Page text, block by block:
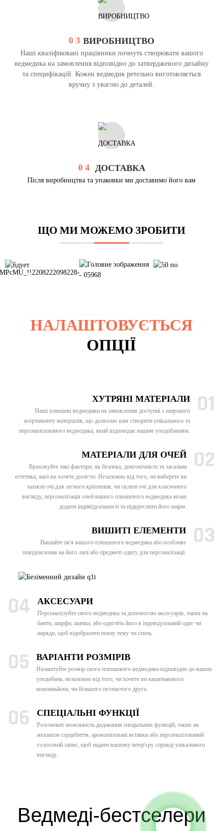
0 3 ВИРОБНИЦТВО
Наші кваліфіковані працівники почнуть створювати вашого
ведмедика на замовлення відповідно до затвердженого дизайну
та специфікацій. Кожен ведмедик ретельно виготовляється
вручну з увагою до деталей.
0 4 ДОСТАВКА
Після виробництва та упаковки ми доставимо його вам
ЩО МИ МОЖЕМО ЗРОБИТИ
НАЛАШТОВУЄТЬСЯ
ОПЦІЇ
01
ХУТРЯНІ МАТЕРІАЛИ
Наші плюшеві ведмедики на замовлення доступні з широкого
асортименту матеріалів, що дозволяє вам створити унікального та
персоналізованого ведмедика, який відповідає вашим уподобанням.
02
МАТЕРІАЛИ ДЛЯ ОЧЕЙ
Враховуйте такі фактори, як безпека, довговічність та загальна
естетика, якої ви хочете досягти. Незалежно від того, чи виберете ви
захисні очі для легкого кріплення, чи скляні очі для класичного
вигляду, персоналізація очей вашого плюшевого ведмедика може
додати індивідуальності та підкреслити його шарм.
03
ВИШИТІ ЕЛЕМЕНТИ
Вишийте ім'я вашого плюшевого ведмедика або особливе
повідомлення на його лапі або предметі одягу для персоналізації.
04 АКСЕСУАРИ
Персоналізуйте свого ведмедика за допомогою аксесуарів, таких як
банти, шарфи, шапки, або одягніть його в індивідуальний одяг чи
наряди, щоб відобразити певну тему чи стиль.
05 ВАРІАНТИ РОЗМІРІВ
Налаштуйте розмір свого плюшевого ведмедика відповідно до ваших
уподобань, незалежно від того, чи хочете ви кишенькового
компаньйона, чи більшого пухнастого друга.
06 СПЕЦІАЛЬНІ ФУНКЦІЇ
Розгляньте можливість додавання спеціальних функцій, таких як
механізм серцебиття, ароматизовані вставки або персоналізований
голосовий запис, щоб надати вашому інтер'єру справді унікального
вигляду.
Ведмеді-бестселери